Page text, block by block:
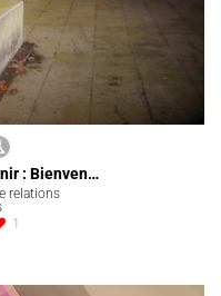
: Bienven…
relations
1